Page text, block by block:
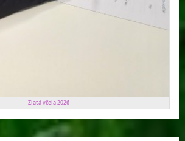
Zlatá včela 2026